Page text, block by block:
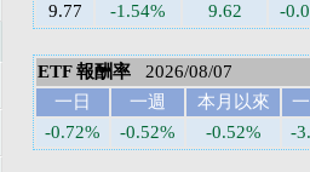
9.77
-1.54% 9.62 -
ETF 報酬率 2026/08/07
一日
一週 本月以來
-0.72%
-0.52% -0.52% -